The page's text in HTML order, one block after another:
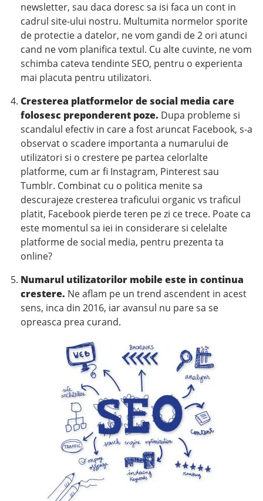
newsletter, sau daca doresc sa isi faca un cont in
cadrul site-ului nostru. Multumita normelor sporite
de protectie a datelor, ne vom gandi de 2 ori atunci
cand ne vom planifica textul. Cu alte cuvinte, ne vom
schimba cateva tendinte SEO, pentru o experienta
mai placuta pentru utilizatori.
Cresterea platformelor de social media care
folosesc preponderent poze. Dupa probleme si
scandalul efectiv in care a fost aruncat Facebook, s-a
observat o scadere importanta a numarului de
utilizatori si o crestere pe partea celorlalte
platforme, cum ar fi Instagram, Pinterest sau
Tumblr. Combinat cu o politica menite sa
descurajeze cresterea traficului organic vs traficul
platit, Facebook pierde teren pe zi ce trece. Poate ca
este momentul sa iei in considerare si celelalte
platforme de social media, pentru prezenta ta
online?
Numarul utilizatorilor mobile este in continua
crestere. Ne aflam pe un trend ascendent in acest
sens, inca din 2016, iar avansul nu pare sa se
opreasca prea curand.